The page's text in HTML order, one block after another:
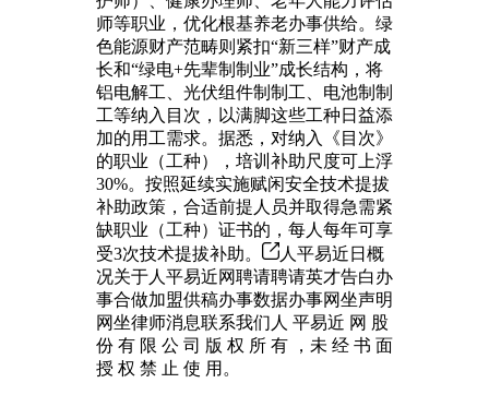
师等职业，优化根基养老办事供给。绿
色能源财产范畴则紧扣“新三样”财产成
长和“绿电+先辈制制业”成长结构，将
铝电解工、光伏组件制制工、电池制制
工等纳入目次，以满脚这些工种日益添
加的用工需求。据悉，对纳入《目次》
的职业（工种），培训补助尺度可上浮
30%。按照延续实施赋闲安全技术提拔
补助政策，合适前提人员并取得急需紧
缺职业（工种）证书的，每人每年可享
受3次技术提拔补助。
人平易近日概
况关于人平易近网聘请聘请英才告白办
事合做加盟供稿办事数据办事网坐声明
网坐律师消息联系我们人 平易近 网 股
份 有 限 公 司 版 权 所 有 ，未 经 书 面
授 权 禁 止 使 用。